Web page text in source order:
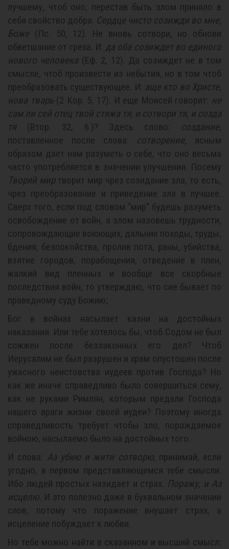
лучшему, чтоб оно, перестав быть злом приняло в
себя свойство добра. Сердце чисто созижди во мне,
Боже (Пс. 50, 12). Не вновь сотвори, но обнови
обветшание от греха. И: да оба созиждет во единого
нового человека (Еф. 2, 12). Да созиждет не в том
смысле, чтоб произвести из небытия, но в том чтоб
преобразовать существующее. И: аще кто во Христе,
нова тварь(2 Кор. 5, 17). И еще Моисей говорит: не
сам ли сей отец твой стяжа тя, и сотвори тя, и созда
тя (Втор. 32, 6.)? Здесь слово: создание,
поставленное после слова: сотворение, ясным
образом дает нам разуметь о себе, что оно весьма
часто употребляется в значении улучшения. Посему
Творяй миртворит мир чрез созидание зла, то есть,
чрез преобразование и приведение зла в лучшее.
Сверх того, если под словом "мир" будешь разуметь
освобождение от войн, а злом назовешь трудности,
сопровождающие воюющих, дальние походы, труды,
бдения, безпокойства, пролив пота, раны, убийства,
взятие городов, порабощения, отведение в плен,
жалкий вид пленных и вообще все скорбные
последствия войн, то утверждаю, что сие бывает по
праведному суду Божию;
Бог в войнах насылает казни на достойных
наказания. Или тебе хотелось бы, чтоб Содом не был
сожжен после беззаконных его дел? Чтоб
Иерусалим не был разрушен и храм опустошен после
ужасного неистовства иудеев против Господа? Но
как же иначе справедливо было совершиться сему,
как не руками Римлян, которым предали Господа
нашего враги жизни своей иудеи? Поэтому иногда
справедливость требует чтобы зло, порождаемое
войною, насылаемо было на достойных того.
И слова: Аз убию и жити сотворю, принимай, если
угодно, в первом представляющемся тебе смысли.
Ибо людей простых назидает и страх. Поражу, и Аз
исцелю. И это полезно даже в буквальном значении
слов, потому что поражение внушает страх, а
исцеление побуждает к любви.
Но тебе можно найти в сказанном и высший смысл: